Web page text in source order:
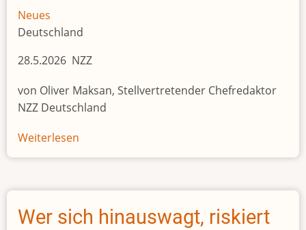
Neues
Deutschland
28.5.2026 NZZ
von Oliver Maksan, Stellvertretender Chefredaktor
NZZ Deutschland
Weiterlesen
Hilfe
Helferindustrie?
Wer sich hinauswagt, riskiert